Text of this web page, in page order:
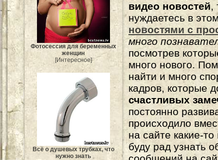
Фотосессия для беременных
женщин
[Интересное]
Всё о душевых трубках, что
нужно знать
видео новостей,
нуждаетесь в
новостями с
много
посмотрев
много нового.
найти и много
кадров, которые
счастливых
постоянно
происходило
на сайте какие-
буду рад узнать